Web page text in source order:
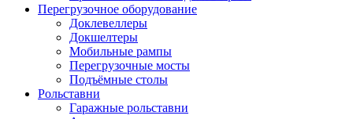
Перегрузочное оборудование
Доклевеллеры
Докшелтеры
Мобильные рампы
Перегрузочные мосты
Подъёмные столы
Рольставни
Гаражные рольставни